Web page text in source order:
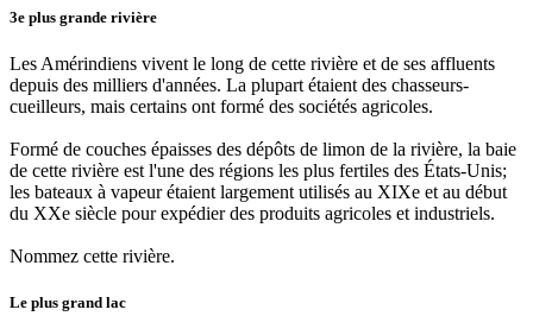
3e plus grande rivière
Les Amérindiens vivent le long de cette rivière et de ses affluents
depuis des milliers d'années. La plupart étaient des chasseurs-
cueilleurs, mais certains ont formé des sociétés agricoles.
Formé de couches épaisses des dépôts de limon de la rivière, la baie
de cette rivière est l'une des régions les plus fertiles des États-Unis;
les bateaux à vapeur étaient largement utilisés au XIXe et au début
du XXe siècle pour expédier des produits agricoles et industriels.
Nommez cette rivière.
Le plus grand lac